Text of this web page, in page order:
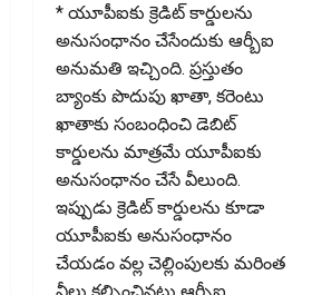
* యూపీఐకు క్రెడిట్ కార్డులను
అనుసంధానం చేసేందుకు ఆర్బీఐ
అనుమతి ఇచ్చింది. ప్రస్తుతం
బ్యాంకు పొదుపు ఖాతా, కరెంటు
ఖాతాకు సంబంధించి డెబిట్
కార్డులను మాత్రమే యూపీఐకు
అనుసంధానం చేసే వీలుంది.
ఇప్పుడు క్రెడిట్ కార్డులను కూడా
యూపీఐకు అనుసంధానం
చేయడం వల్ల చెల్లింపులకు మరింత